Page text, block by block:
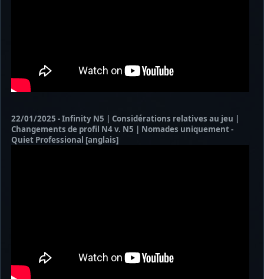
22/01/2025 - Infinity N5 | Considérations relatives au jeu |
Changements de profil N4 v. N5 | Nomades uniquement -
Quiet Professional [anglais]